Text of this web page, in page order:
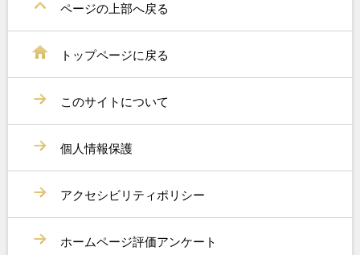
ページの上部へ戻る
トップページに戻る
このサイトについて
個人情報保護
アクセシビリティポリシー
ホームページ評価アンケート